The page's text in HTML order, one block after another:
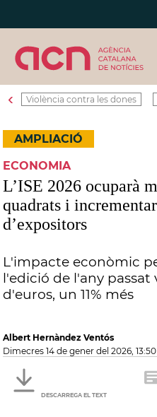
‹ Violència contra les dones
AMPLIACIÓ
ECONOMIA
L’ISE 2026 ocuparà
quadrats i
d’expositors
L'impacte econòmic
l'edició de l'any passat
d'euros, un 11% més
Albert Hernàndez Ventós
dimecres 14 de gener del 2026, 13:50
DESCARREGA EL TEXT